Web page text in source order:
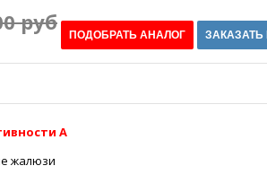
руб ПОДОБРАТЬ АНАЛОГ
А
жалюзи